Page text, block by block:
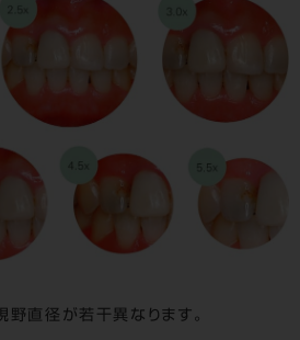
野直径が若干異なります。